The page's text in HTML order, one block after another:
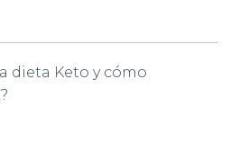
dieta Keto y cómo